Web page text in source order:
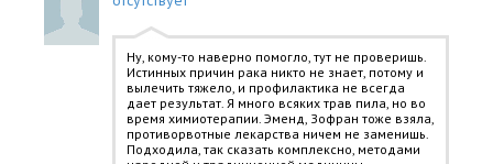
Ну, кому-то наверно помогло, тут не проверишь.
Истинных причин рака никто не знает, потому и
вылечить тяжело, и профилактика не всегда
дает результат. Я много всяких трав пила, но во
время химиотерапии. Эменд, Зофран тоже взяла,
противорвотные лекарства ничем не заменишь.
Подходила, так сказать комплексно, методами